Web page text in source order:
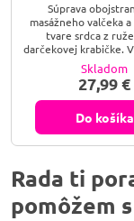
Súprava
masážneho valčeka
tvare srdca z
darčekovej krabičke.
je určený na masáž
chrbta, menší valček
masáž tváre. Najprv
dotyk kameňa
naozaj krásnym
na úľavu pri
alebo pri pocite
masírovania vás
teplom.
Skladom
27,99 €
Do košíka
Rada ti
pomôžem